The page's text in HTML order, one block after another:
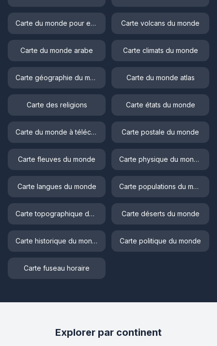
Carte du monde pour enfant Carte volcans du monde
Carte du monde arabe Carte climats du monde
Carte géographie du monde Carte du monde atlas
Carte des religions Carte états du monde
Carte du monde à télécharger Carte postale du monde
Carte fleuves du monde Carte physique du monde
Carte langues du monde Carte populations du monde
Carte topographique du monde Carte déserts du monde
Carte historique du monde Carte politique du monde
Carte fuseau horaire
Explorer par continent